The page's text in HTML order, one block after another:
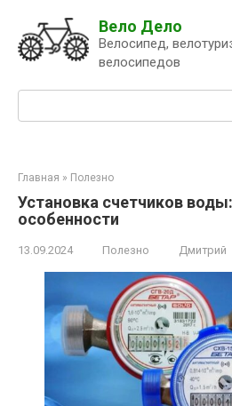
контенту
Вело Дело
Велосипед,
велосипедов
Главная » Полезно
Установка счетчиков
особенности
13.09.2024 Полезно Дмитрий